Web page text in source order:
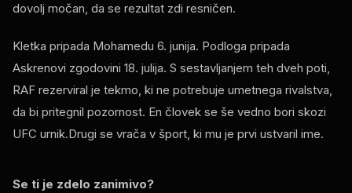
dovolj močan, da se rezultat zdi resničen.
Kletka pripada Mohamedu 6. junija. Podloga pripada
Askrenovi zgodovini 18. julija. S sestavljanjem teh dveh poti,
RAF rezerviral je tekmo, ki ne potrebuje umetnega rivalstva,
da bi pritegnil pozornost. En človek se še vedno bori skozi
UFC urnik.Drugi se vrača v šport, ki mu je prvi ustvaril ime.
Se ti je zdelo zanimivo?